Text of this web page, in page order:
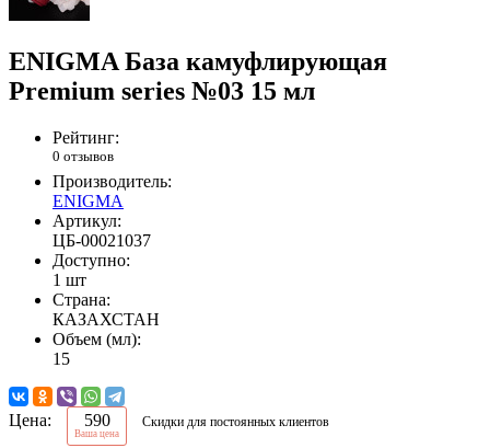
ENIGMA База камуфлирующая
Premium series №03 15 мл
Рейтинг:
0 отзывов
Производитель:
ENIGMA
Артикул:
ЦБ-00021037
Доступно:
1 шт
Страна:
КАЗАХСТАН
Объем (мл):
15
Цена: 590
Ваша цена
Скидки для постоянных клиентов